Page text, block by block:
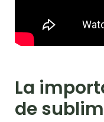
La
de